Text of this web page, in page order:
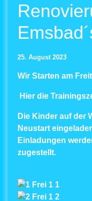
25. August 2023
Wir Starten am
Hier die
Die Kinder auf der
Neustart
Einladungen
zugestellt.